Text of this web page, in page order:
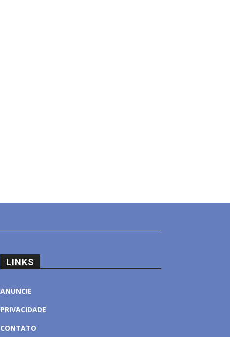
LINKS
ANUNCIE
PRIVACIDADE
CONTATO